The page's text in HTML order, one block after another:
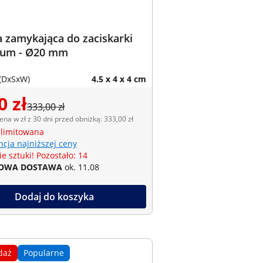
zamykająca do zaciskarki
- Ø20 mm
4.5 x 4 x 4 cm
zł333,00 zł
w zł z 30 dni przed obniżką: 333,00 zł
najniższej ceny
sztuki! Pozostało: 14
DOSTAWA ok. 11.08
Dodaj do koszyka
Popularne